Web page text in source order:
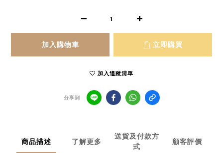
加入購物車 立即購買
加入追蹤清單
分享到
商品描述 了解更多
送貨及付款方
式
顧客評價